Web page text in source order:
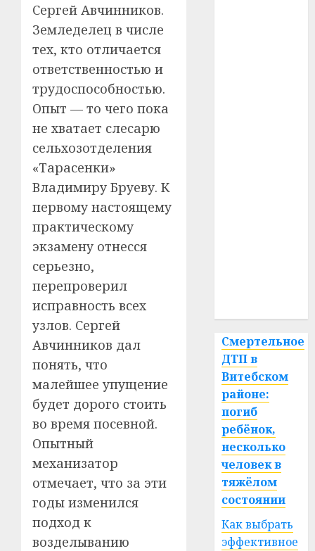
Сергей Авчинников.
Земледелец в числе
тех, кто отличается
ответственностью и
трудоспособностью.
Опыт — то чего пока
не хватает слесарю
сельхозотделения
«Тарасенки»
Владимиру Бруеву. К
первому настоящему
практическому
экзамену отнесся
серьезно,
перепроверил
исправность всех
узлов. Сергей
Авчинников дал
понять, что
малейшее упущение
будет дорого стоить
во время посевной.
Опытный
механизатор
отмечает, что за эти
годы изменился
подход к
возделыванию
Смертельное
ДТП в
Витебском
районе:
погиб
ребёнок,
несколько
человек в
тяжёлом
состоянии
Как выбрать
эффективное